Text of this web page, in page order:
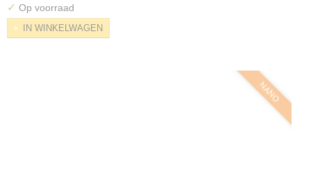
✓ Op voorraad
IN WINKELWAGEN
NANO